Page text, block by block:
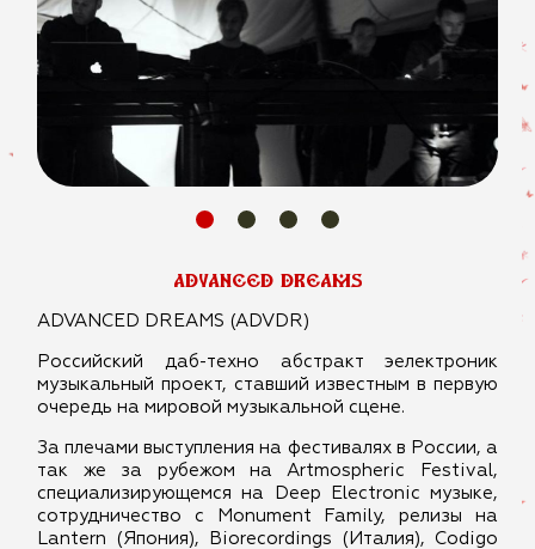
advanced dreams
ADVANCED DREAMS (ADVDR)
Российский даб-техно абстракт эелектроник
музыкальный проект, ставший известным в первую
очередь на мировой музыкальной сцене.
За плечами выступления на фестивалях в России, а
так же за рубежом на Artmospheric Festival,
специализирующемся на Deep Electronic музыке,
сотрудничество с Monument Family, релизы на
Lantern (Япония), Biorecordings (Италия), Codigo